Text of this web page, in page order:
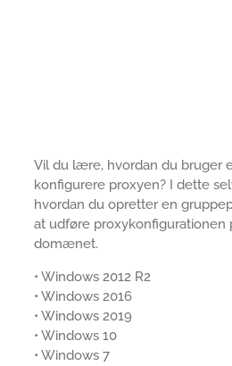
Vil du lære, hvordan du bruger
konfigurere proxyen? I dette
hvordan du opretter en
at udføre proxykonfigurationen
domænet.
• Windows 2012 R2
• Windows 2016
• Windows 2019
• Windows 10
• Windows 7